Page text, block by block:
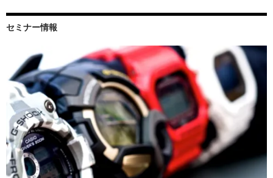
ス
セミナー情報